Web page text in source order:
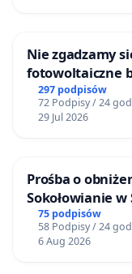
Nie zgadzamy
fotowoltaiczne
mieszkańców
297 podpisów
72 Podpisy / 24
29 Jul 2026
Prośba o
Sokołowianie
75 podpisów
58 Podpisy / 24
6 Aug 2026